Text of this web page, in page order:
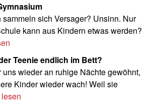
sich Versager? Unsinn. Nur
kann aus Kindern etwas werden?
Teenie endlich im Bett?
wieder an ruhige Nächte gewöhnt,
Kinder wieder wach! Weil sie
lesen